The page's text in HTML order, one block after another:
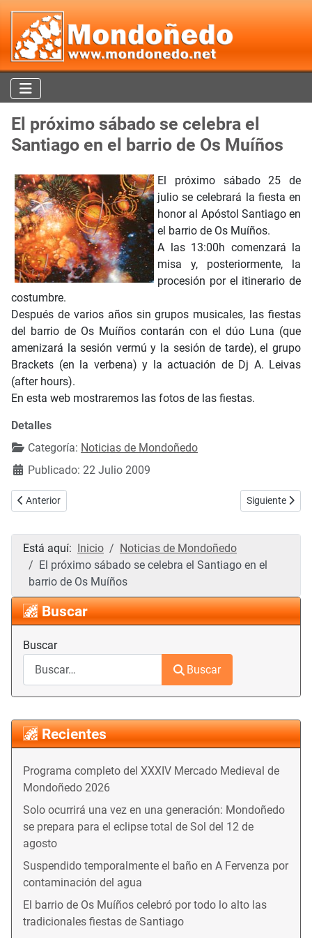
El próximo sábado se celebra el
Santiago en el barrio de Os Muíños
El próximo sábado 25 de
julio se celebrará la fiesta en
honor al Apóstol Santiago en
el barrio de Os Muíños.
A las 13:00h comenzará la
misa y, posteriormente, la
procesión por el itinerario de
costumbre.
Después de varios años sin grupos musicales, las fiestas
del barrio de Os Muíños contarán con el dúo Luna (que
amenizará la sesión vermú y la sesión de tarde), el grupo
Brackets (en la verbena) y la actuación de Dj A. Leivas
(after hours).
En esta web mostraremos las fotos de las fiestas.
Detalles
Categoría: Noticias de Mondoñedo
Publicado: 22 Julio 2009
Artículo anterior: El 8 de agosto comienza el XVIII Mercado Medieval
Anterior Artículo
Siguiente
Está aquí: Inicio
Noticias de Mondoñedo
El próximo sábado se celebra el Santiago en el
barrio de Os Muíños
Buscar
Buscar
Buscar
Recientes
Programa completo del XXXIV Mercado Medieval de
Mondoñedo 2026
Solo ocurrirá una vez en una generación: Mondoñedo
se prepara para el eclipse total de Sol del 12 de
agosto
Suspendido temporalmente el baño en A Fervenza por
contaminación del agua
El barrio de Os Muíños celebró por todo lo alto las
tradicionales fiestas de Santiago